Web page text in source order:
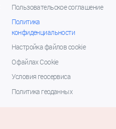
Пользовательское соглашение
Политика
конфиденциальности
Настройка файлов cookie
О файлах Cookie
Условия геосервиса
Политика геоданных